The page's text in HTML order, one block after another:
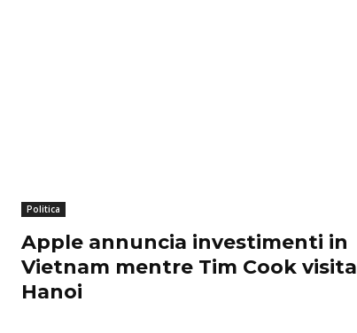
Politica
Apple annuncia investimenti in
Vietnam mentre Tim Cook visita
Hanoi